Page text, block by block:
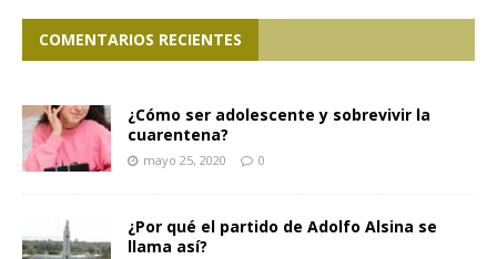
COMENTARIOS RECIENTES
¿Cómo ser adolescente y sobrevivir la
cuarentena?
mayo 25, 2020 0
¿Por qué el partido de Adolfo Alsina se
llama así?